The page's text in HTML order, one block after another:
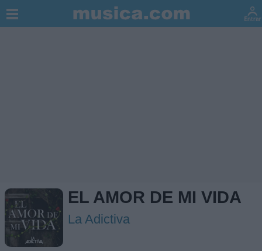
EL AMOR DE MI VIDA
La Adictiva